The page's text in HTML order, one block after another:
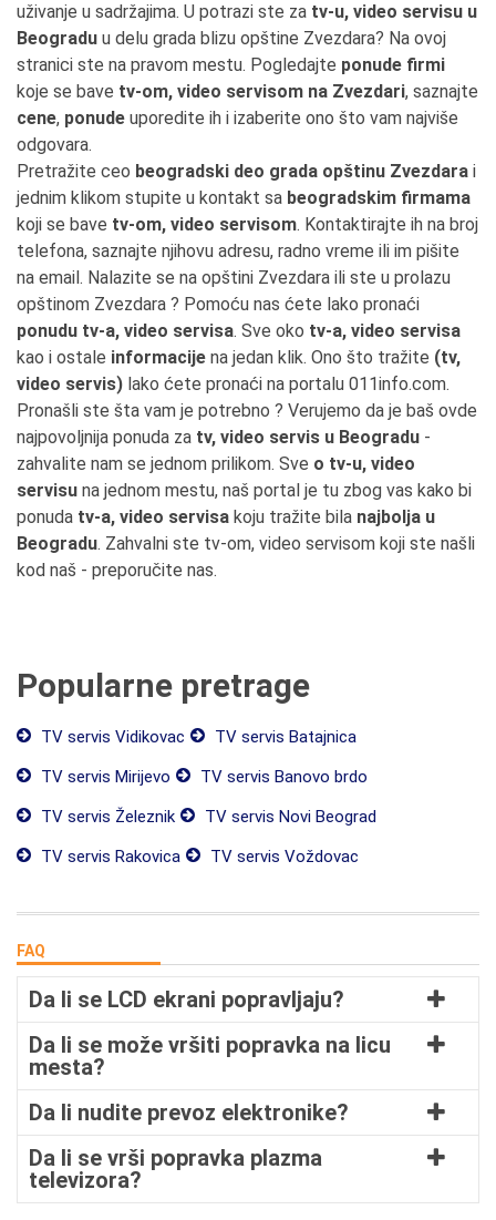
uživanje u sadržajima. U potrazi ste za tv-u, video servisu u
Beogradu u delu grada blizu opštine Zvezdara? Na ovoj
stranici ste na pravom mestu. Pogledajte ponude firmi
koje se bave tv-om, video servisom na Zvezdari, saznajte
cene, ponude uporedite ih i izaberite ono što vam najviše
odgovara.
Pretražite ceo beogradski deo grada opštinu Zvezdara i
jednim klikom stupite u kontakt sa beogradskim firmama
koji se bave tv-om, video servisom. Kontaktirajte ih na broj
telefona, saznajte njihovu adresu, radno vreme ili im pišite
na email. Nalazite se na opštini Zvezdara ili ste u prolazu
opštinom Zvezdara ? Pomoću nas ćete lako pronaći
ponudu tv-a, video servisa. Sve oko tv-a, video servisa
kao i ostale informacije na jedan klik. Ono što tražite (tv,
video servis) lako ćete pronaći na portalu 011info.com.
Pronašli ste šta vam je potrebno ? Verujemo da je baš ovde
najpovoljnija ponuda za tv, video servis u Beogradu -
zahvalite nam se jednom prilikom. Sve o tv-u, video
servisu na jednom mestu, naš portal je tu zbog vas kako bi
ponuda tv-a, video servisa koju tražite bila najbolja u
Beogradu. Zahvalni ste tv-om, video servisom koji ste našli
kod naš - preporučite nas.
Popularne pretrage
TV servis Vidikovac
TV servis Batajnica
TV servis Mirijevo
TV servis Banovo brdo
TV servis Železnik
TV servis Novi Beograd
TV servis Rakovica
TV servis Voždovac
FAQ
Da li se LCD ekrani popravljaju?
Da li se može vršiti popravka na licu
mesta?
Da li nudite prevoz elektronike?
Da li se vrši popravka plazma
televizora?